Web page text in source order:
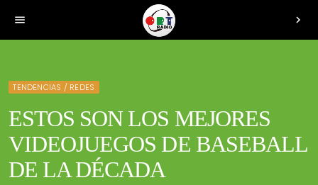
menu chevron_right
TENDENCIAS / REDES
ESTOS SON LOS MEJORES
VIDEOJUEGOS DE BASEBALL
DE LA DÉCADA